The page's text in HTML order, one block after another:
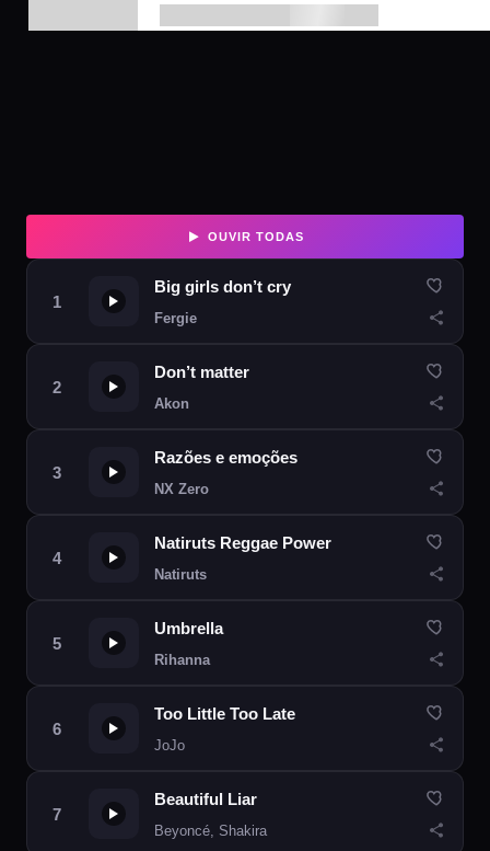
OUVIR TODAS
Big girls don’t cry
Fergie
Don’t matter
Akon
Razões e emoções
NX Zero
Natiruts Reggae Power
Natiruts
Umbrella
Rihanna
Too Little Too Late
JoJo
Beautiful Liar
Beyoncé, Shakira